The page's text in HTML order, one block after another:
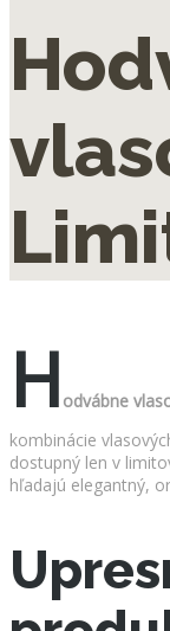
H odvábne
kombinácie
dostupný len v
hľadajú elegantný,